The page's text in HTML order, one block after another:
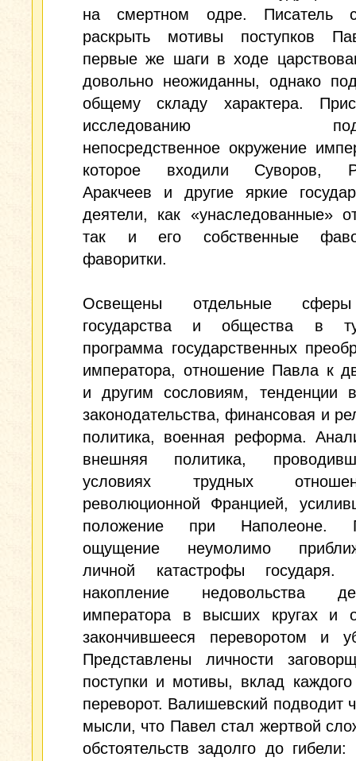
на смертном одре. Писатель
раскрыть мотивы поступков
первые же шаги в ходе
довольно неожиданны, однако
общему складу характера.
исследованию
непосредственное окружение
которое входили Суворов,
Аракчеев и другие яркие
деятели, как «унаследованные»
так и его собственные
фаворитки.
Освещены отдельные
государства и общества в
программа государственных
императора, отношение Павла к
и другим сословиям, тенденции
законодательства, финансовая и
политика, военная реформа.
внешняя политика,
условиях трудных
революционной Францией,
положение при Наполеоне.
ощущение неумолимо
личной катастрофы государя.
накопление недовольства
императора в высших кругах и
закончившееся переворотом и
Представлены личности
поступки и мотивы, вклад
переворот. Валишевский подводит
мысли, что Павел стал жертвой
обстоятельств задолго до гибели: